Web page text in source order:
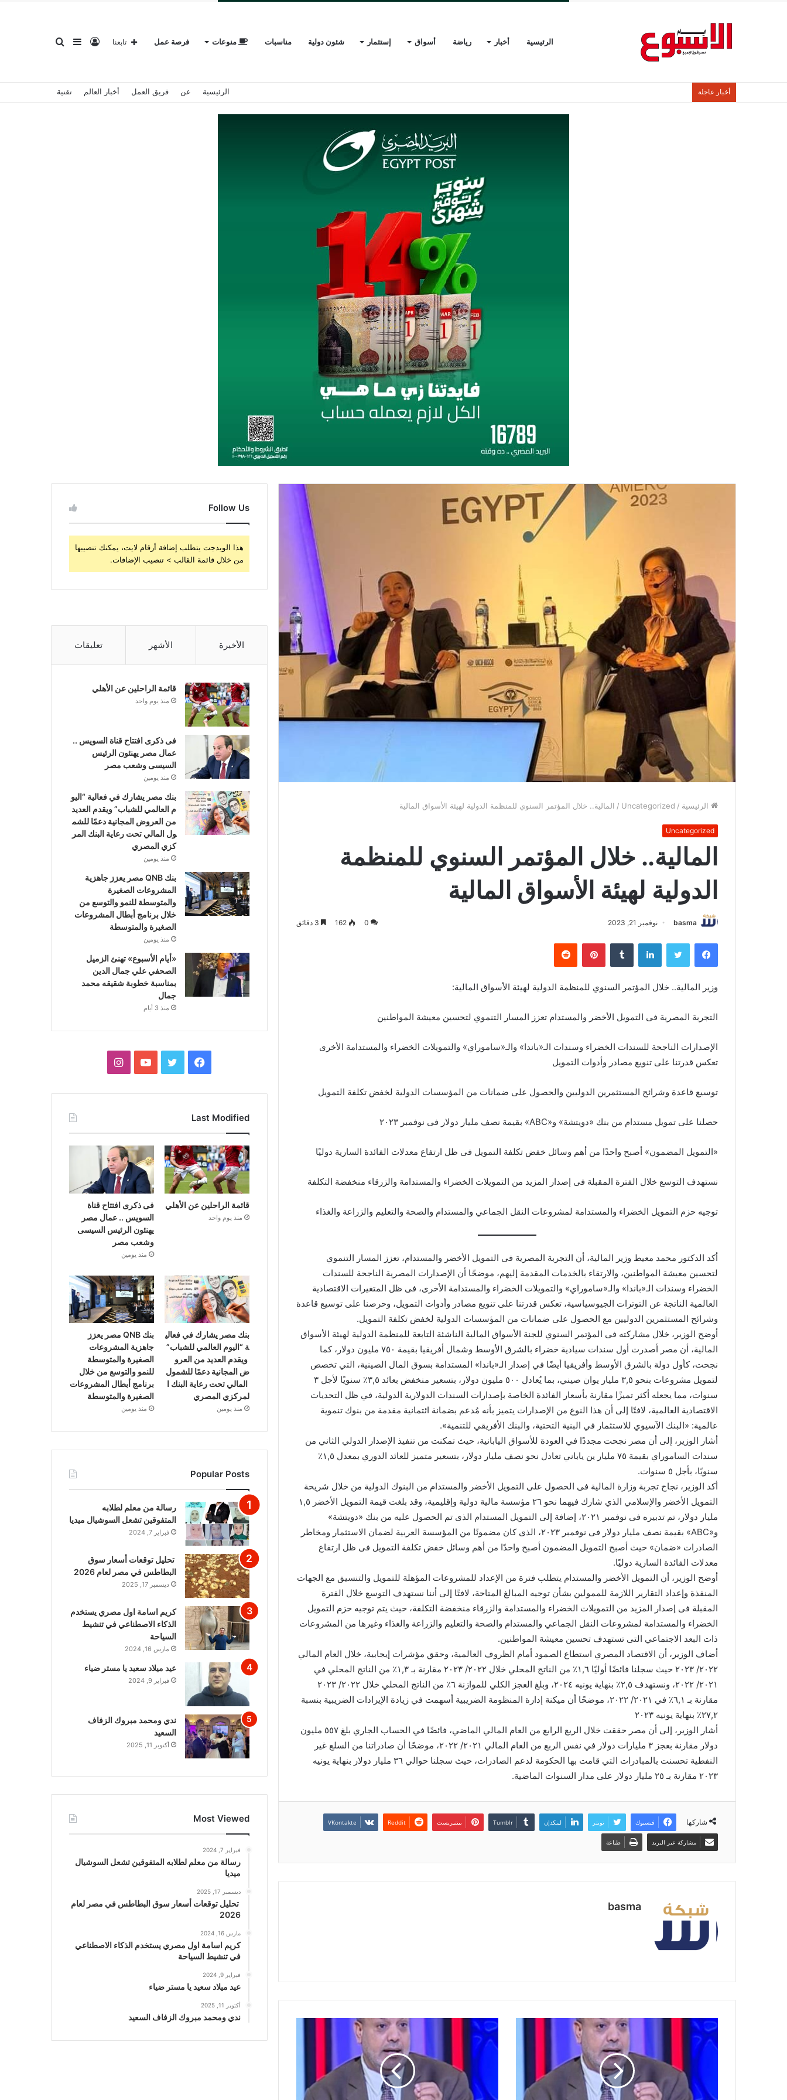
الرئيسية أخبار رياضة أسواق إستثمار شئون دولية مناسبات منوعات فرصة عمل بحثإضافةتسجيل تابعنا
أخبار عاجلة الرئيسية عن فريق العمل أخبار العالم تقنية
الرئيسية /
Uncategorized
/ المالية.. خلال المؤتمر السنوي للمنظمة الدولية لهيئة الأسواق المالية
Uncategorized
المالية.. خلال المؤتمر السنوي للمنظمة
الدولية لهيئة الأسواق المالية
basma نوفمبر 21, 2023 0
162
فيسبوك تويتر لينكدإن بينتيريست
وزير المالية.. خلال المؤتمر السنوي للمنظمة الدولية لهيئة الأسواق المالية:
التجربة المصرية فى التمويل الأخضر والمستدام تعزز المسار التنموي لتحسين معيشة المواطنين
الإصدارات الناجحة للسندات الخضراء وسندات الـ«باندا» والـ«ساموراي» والتمويلات الخضراء والمستدامة الأخرى
تعكس قدرتنا على تنويع مصادر وأدوات التمويل
توسيع قاعدة وشرائح المستثمرين الدوليين والحصول على ضمانات من المؤسسات الدولية لخفض تكلفة التمويل
حصلنا على تمويل مستدام من بنك «دويتشة» و«ABC» بقيمة نصف مليار دولار فى نوفمبر ٢٠٢٣
«التمويل المضمون» أصبح واحدًا من أهم وسائل خفض تكلفة التمويل فى ظل ارتفاع معدلات الفائدة السارية دوليًا
نستهدف التوسع خلال الفترة المقبلة فى إصدار المزيد من التمويلات الخضراء والمستدامة والزرقاء منخفضة التكلفة
توجيه حزم التمويل الخضراء والمستدامة لمشروعات النقل الجماعي والمستدام والصحة والتعليم والزراعة والغذاء
أكد الدكتور محمد معيط وزير المالية، أن التجربة المصرية فى التمويل الأخضر والمستدام، تعزز المسار التنموي
لتحسين معيشة المواطنين، والارتقاء بالخدمات المقدمة إليهم، موضحًا أن الإصدارات المصرية الناجحة للسندات
الخضراء وسندات الـ«باندا» والـ«ساموراي» والتمويلات الخضراء والمستدامة الأخرى، فى ظل المتغيرات الاقتصادية
العالمية الناتجة عن التوترات الجيوسياسية، تعكس قدرتنا على تنويع مصادر وأدوات التمويل، وحرصنا على توسيع قاعدة
وشرائح المستثمرين الدوليين مع الحصول على ضمانات من المؤسسات الدولية لخفض تكلفة التمويل.
أوضح الوزير، خلال مشاركته فى المؤتمر السنوي للجنة الأسواق المالية الناشئة التابعة للمنظمة الدولية لهيئة الأسواق
المالية، أن مصر أصدرت أول سندات سيادية خضراء بالشرق الأوسط وشمال أفريقيا بقيمة ٧٥٠ مليون دولار، كما
نجحت، كأول دولة بالشرق الأوسط وأفريقيا أيضًا في إصدار الـ«باندا» المستدامة بسوق المال الصينية، التي تخصص
لتمويل مشروعات بنحو ٣,٥ مليار يوان صيني، بما يُعادل ٥٠٠ مليون دولار، بتسعير منخفض بعائد ٣,٥٪ سنويًا لأجل ٣
سنوات، مما يجعله أكثر تميزًا مقارنة بأسعار الفائدة الخاصة بإصدارات السندات الدولارية الدولية، في ظل التحديات
الاقتصادية العالمية، لافتًا إلى أن هذا النوع من الإصدارات يتميز بأنه مُدعم بضمانة ائتمانية مقدمة من بنوك تنموية
عالمية: «البنك الآسيوي للاستثمار في البنية التحتية، والبنك الأفريقي للتنمية».
أشار الوزير، إلى أن مصر نجحت مجددًا في العودة للأسواق اليابانية، حيث تمكنت من تنفيذ الإصدار الدولي الثاني من
سندات الساموراي بقيمة ٧٥ مليار ين ياباني تعادل نحو نصف مليار دولار، بتسعير متميز للعائد الدوري بمعدل ١,٥٪
سنويًا، بأجل ٥ سنوات.
أكد الوزير، نجاح تجربة وزارة المالية فى الحصول على التمويل الأخضر والمستدام من البنوك الدولية من خلال شريحة
التمويل الأخضر والإسلامي الذي شارك فيهما نحو ٢٦ مؤسسة مالية دولية وإقليمية، وقد بلغت قيمة التمويل الأخضر ١,٥
مليار دولار، تم تدبيره فى نوفمبر ٢٠٢١، إضافة إلى التمويل المستدام الذى تم الحصول عليه من بنك «دويتشة»
و«ABC» بقيمة نصف مليار دولار فى نوفمبر ٢٠٢٣، الذى كان مضمونًا من المؤسسة العربية لضمان الاستثمار ومخاطر
الصادرات «ضمان» حيث أصبح التمويل المضمون أصبح واحدًا من أهم وسائل خفض تكلفة التمويل فى ظل ارتفاع
معدلات الفائدة السارية دوليًا.
أوضح الوزير، أن التمويل الأخضر والمستدام يتطلب فترة من الإعداد للمشروعات المؤهلة للتمويل والتنسيق مع الجهات
المنفذة وإعداد التقارير اللازمة للممولين بشأن توجيه المبالغ المتاحة، لافتًا إلى أننا نستهدف التوسع خلال الفترة
المقبلة فى إصدار المزيد من التمويلات الخضراء والمستدامة والزرقاء منخفضة التكلفة، حيث يتم توجيه حزم التمويل
الخضراء والمستدامة لمشروعات النقل الجماعي والمستدام والصحة والتعليم والزراعة والغذاء وغيرها من المشروعات
ذات البعد الاجتماعي التى تستهدف تحسين معيشة المواطنين.
أضاف الوزير، أن الاقتصاد المصري استطاع الصمود أمام الظروف العالمية، وحقق مؤشرات إيجابية، خلال العام المالي
٢٠٢٢/ ٢٠٢٣ حيث سجلنا فائضًا أوليًا ١,٦٪ من الناتج المحلي خلال ٢٠٢٢/ ٢٠٢٣ مقارنة بـ ١,٣٪ من الناتج المحلي في
٢٠٢١/ ٢٠٢٢، ونستهدف ٢,٥٪ بنهاية يونيه ٢٠٢٤، وبلغ العجز الكلي للموازنة ٦٪ من الناتج المحلي خلال ٢٠٢٢/ ٢٠٢٣
مقارنة بـ ٦,١٪ في ٢٠٢١/ ٢٠٢٢، موضحًا أن ميكنة إدارة المنظومة الضريبية أسهمت في زيادة الإيرادات الضريبية بنسبة
٢٧,٢٪ بنهاية يونيه ٢٠٢٣
أشار الوزير، إلى أن مصر حققت خلال الربع الرابع من العام المالي الماضي، فائضًا في الحساب الجاري بلغ ٥٥٧ مليون
دولار مقارنة بعجز ٣ مليارات دولار في نفس الربع من العام المالي ٢٠٢١/ ٢٠٢٢، موضحًا أن صادراتنا من السلع غير
النفطية تحسنت بالمبادرات التي قامت بها الحكومة لدعم الصادرات، حيث سجلنا حوالي ٣٦ مليار دولار بنهاية يونيه
٢٠٢٣ مقارنة بـ ٢٥ مليار دولار على مدار السنوات الماضية.
شاركها فيسبوك تويتر لينكدإن بينتيريست
مشاركة عبر البريد طباعة
basma
Follow Us
هذا الويدجت يتطلب إضافة أرقام لايت، يمكنك تنصيبها
من خلال قائمة القالب > تنصيب الإضافات.
الأخيرة الأشهر تعليقات
قائمة الراحلين عن الأهلي
منذ يوم واحد
فى ذكرى افتتاح قناة السويس ..
عمال مصر يهنئون الرئيس
السيسى وشعب مصر
منذ يومين
بنك مصر يشارك في فعالية “اليو
م العالمي للشباب” ويقدم العديد
من العروض المجانية دعمًا للشم
ول المالي تحت رعاية البنك المر
كزي المصري
منذ يومين
بنك QNB مصر يعزز جاهزية
المشروعات الصغيرة
والمتوسطة للنمو والتوسع من
خلال برنامج أبطال المشروعات
الصغيرة والمتوسطة
منذ يومين
«أيام الأسبوع» تهنئ الزميل
الصحفي علي جمال الدين
بمناسبة خطوبة شقيقه محمد
جمال
منذ 3 أيام
فيسبوكتويتر يوتيوبانستقرام
Last Modified
قائمة الراحلين عن الأهلي
منذ يوم واحد
فى ذكرى افتتاح قناة
السويس .. عمال مصر
يهنئون الرئيس السيسى
وشعب مصر
منذ يومين
بنك مصر يشارك في فعالي
ة “اليوم العالمي للشباب”
ويقدم العديد من العرو
ض المجانية دعمًا للشمول
المالي تحت رعاية البنك ا
لمركزي المصري
منذ يومين
بنك QNB مصر يعزز
جاهزية المشروعات
الصغيرة والمتوسطة
للنمو والتوسع من خلال
برنامج أبطال المشروعات
الصغيرة والمتوسطة
منذ يومين
Popular Posts
رسالة من معلم لطلابه
المتفوقين تشعل السوشيال ميديا
فبراير 7, 2024
تحليل توقعات أسعار سوق
البطاطس في مصر لعام 2026
ديسمبر 17, 2025
كريم اسامة اول مصري يستخدم
الذكاء الاصطناعي في تنشيط
السياحة
مارس 16, 2024
عيد ميلاد سعيد يا مستر ضياء
فبراير 9, 2024
ندي ومحمد مبروك الزفاف
السعيد
أكتوبر 11, 2025
Most Viewed
فبراير 7, 2024
رسالة من معلم لطلابه المتفوقين تشعل السوشيال
ميديا
ديسمبر 17, 2025
تحليل توقعات أسعار سوق البطاطس في مصر لعام
2026
مارس 16, 2024
كريم اسامة اول مصري يستخدم الذكاء الاصطناعي
في تنشيط السياحة
فبراير 9, 2024
عيد ميلاد سعيد يا مستر ضياء
أكتوبر 11, 2025
ندي ومحمد مبروك الزفاف السعيد